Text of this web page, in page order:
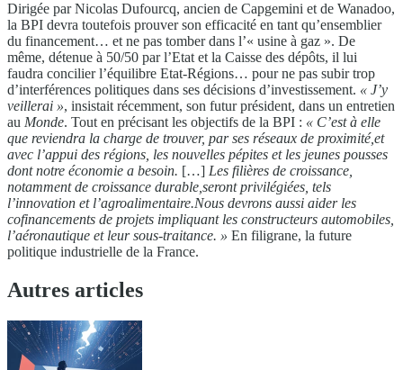
Dirigée par Nicolas Dufourcq, ancien de Capgemini et de Wanadoo,
la BPI devra toutefois prouver son efficacité en tant qu’ensemblier
du financement… et ne pas tomber dans l’« usine à gaz ». De
même, détenue à 50/50 par l’Etat et la Caisse des dépôts, il lui
faudra concilier l’équilibre Etat-Régions… pour ne pas subir trop
d’interférences politiques dans ses décisions d’investissement. « J’y
veillerai », insistait récemment, son futur président, dans un entretien
au Monde. Tout en précisant les objectifs de la BPI : « C’est à elle
que reviendra la charge de trouver, par ses réseaux de proximité,et
avec l’appui des régions, les nouvelles pépites et les jeunes pousses
dont notre économie a besoin. […] Les filières de croissance,
notamment de croissance durable,seront privilégiées, tels
l’innovation et l’agroalimentaire.Nous devrons aussi aider les
cofinancements de projets impliquant les constructeurs automobiles,
l’aéronautique et leur sous-traitance. » En filigrane, la future
politique industrielle de la France.
Autres articles